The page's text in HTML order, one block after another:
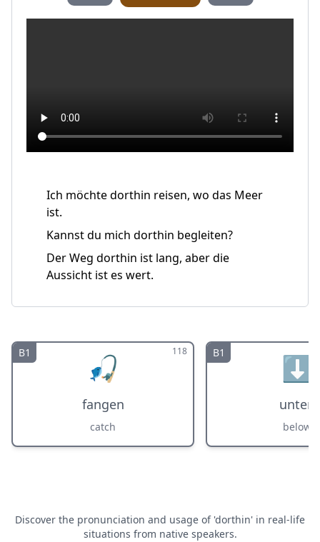
Ich möchte dorthin reisen, wo das Meer
ist.
Kannst du mich dorthin begleiten?
Der Weg dorthin ist lang, aber die
Aussicht ist es wert.
B1 118
🎣
fangen
catch
B1 ⬇️
unten
below
Discover the pronunciation and usage of 'dorthin' in real-life
situations from native speakers.